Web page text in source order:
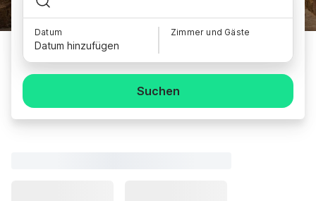
Datum
Datum hinzufügen
Zimmer und Gäste
Suchen